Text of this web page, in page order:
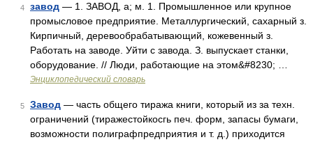
4 завод — 1. ЗАВОД, а; м. 1. Промышленное или крупное
промысловое предприятие. Металлургический, сахарный з.
Кирпичный, деревообрабатывающий, кожевенный з.
Работать на заводе. Уйти с завода. З. выпускает станки,
оборудование. // Люди, работающие на этом&#8230; …
Энциклопедический словарь
5 Завод — часть общего тиража книги, который из за техн.
ограничений (тиражестойкосгь печ. форм, запасы бумаги,
возможности полиграфпредприятия и т. д.) приходится